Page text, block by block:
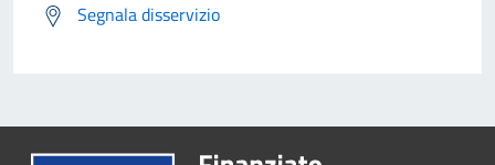
Segnala disservizio